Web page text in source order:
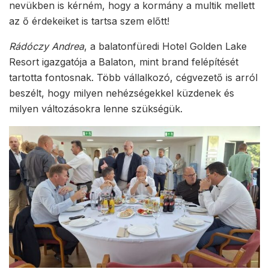
nevükben is kérném, hogy a kormány a multik mellett
az ő érdekeiket is tartsa szem előtt!
Rádóczy Andrea, a balatonfüredi Hotel Golden Lake
Resort igazgatója a Balaton, mint brand felépítését
tartotta fontosnak. Több vállalkozó, cégvezető is arról
beszélt, hogy milyen nehézségekkel küzdenek és
milyen változásokra lenne szükségük.